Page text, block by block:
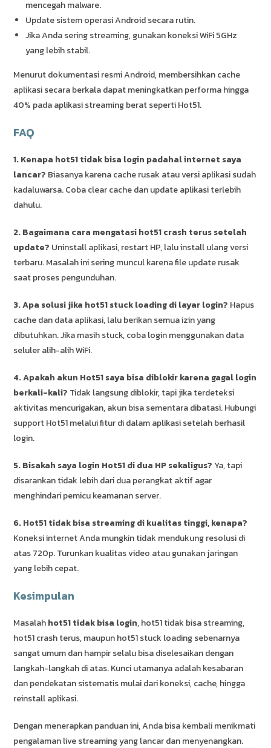
mencegah malware.
Update sistem operasi Android secara rutin.
Jika Anda sering streaming, gunakan koneksi WiFi 5GHz
yang lebih stabil.
Menurut dokumentasi resmi Android, membersihkan cache
aplikasi secara berkala dapat meningkatkan performa hingga
40% pada aplikasi streaming berat seperti Hot51.
FAQ
1. Kenapa hot51 tidak bisa login padahal internet saya
lancar? Biasanya karena cache rusak atau versi aplikasi sudah
kadaluwarsa. Coba clear cache dan update aplikasi terlebih
dahulu.
2. Bagaimana cara mengatasi hot51 crash terus setelah
update? Uninstall aplikasi, restart HP, lalu install ulang versi
terbaru. Masalah ini sering muncul karena file update rusak
saat proses pengunduhan.
3. Apa solusi jika hot51 stuck loading di layar login? Hapus
cache dan data aplikasi, lalu berikan semua izin yang
dibutuhkan. Jika masih stuck, coba login menggunakan data
seluler alih-alih WiFi.
4. Apakah akun Hot51 saya bisa diblokir karena gagal login
berkali-kali? Tidak langsung diblokir, tapi jika terdeteksi
aktivitas mencurigakan, akun bisa sementara dibatasi. Hubungi
support Hot51 melalui fitur di dalam aplikasi setelah berhasil
login.
5. Bisakah saya login Hot51 di dua HP sekaligus? Ya, tapi
disarankan tidak lebih dari dua perangkat aktif agar
menghindari pemicu keamanan server.
6. Hot51 tidak bisa streaming di kualitas tinggi, kenapa?
Koneksi internet Anda mungkin tidak mendukung resolusi di
atas 720p. Turunkan kualitas video atau gunakan jaringan
yang lebih cepat.
Kesimpulan
Masalahhot51 tidak bisa login, hot51 tidak bisa streaming,
hot51 crash terus, maupun hot51 stuck loading sebenarnya
sangat umum dan hampir selalu bisa diselesaikan dengan
langkah-langkah di atas. Kunci utamanya adalah kesabaran
dan pendekatan sistematis mulai dari koneksi, cache, hingga
reinstall aplikasi.
Dengan menerapkan panduan ini, Anda bisa kembali menikmati
pengalaman live streaming yang lancar dan menyenangkan.